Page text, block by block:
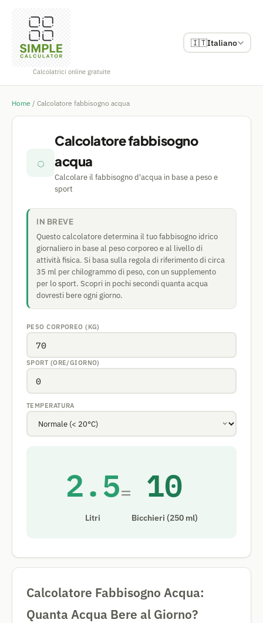
Calcolatrici online gratuite
🇮🇹Italiano
Home / Calcolatore fabbisogno acqua
◌
Calcolatore fabbisogno
acqua
Calcolare il fabbisogno d'acqua in base a peso e
sport
IN BREVE
Questo calcolatore determina il tuo fabbisogno idrico
giornaliero in base al peso corporeo e al livello di
attività fisica. Si basa sulla regola di riferimento di circa
35 ml per chilogrammo di peso, con un supplemento
per lo sport. Scopri in pochi secondi quanta acqua
dovresti bere ogni giorno.
PESO CORPOREO (KG)
SPORT (ORE/GIORNO)
TEMPERATURA
2.5
Litri
= 10
Bicchieri (250 ml)
Calcolatore Fabbisogno Acqua:
Quanta Acqua Bere al Giorno?